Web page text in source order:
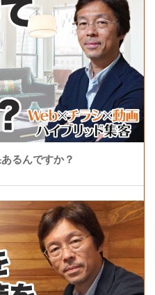
るんですか？